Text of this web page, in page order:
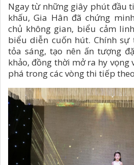
Ngay từ những giây phút đầu
khấu, Gia Hân đã chứng
chủ không gian, biểu cảm
biểu diễn cuốn hút. Chính
tỏa sáng, tạo nên ấn tượng
khảo, đồng thời mở ra hy
phá trong các vòng thi tiếp